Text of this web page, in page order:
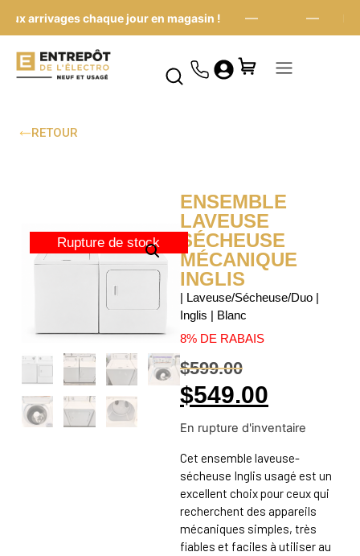
arrivages chaque jour en magasin ! — —
RETOUR
Rupture de stock
ENSEMBLE
LAVEUSE
SÉCHEUSE
MÉCANIQUE
INGLIS
| Laveuse/Sécheuse/Duo |
Inglis | Blanc
8% DE RABAIS
$599.00
$549.00
En rupture d'inventaire
Cet ensemble laveuse-
sécheuse Inglis usagé est un
excellent choix pour ceux qui
recherchent des appareils
mécaniques simples, très
fiables et faciles à utiliser au